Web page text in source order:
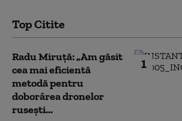
Top Citite
1
Radu Miruță: „Am găsit
cea mai eficientă
metodă pentru
doborârea dronelor
rusești...